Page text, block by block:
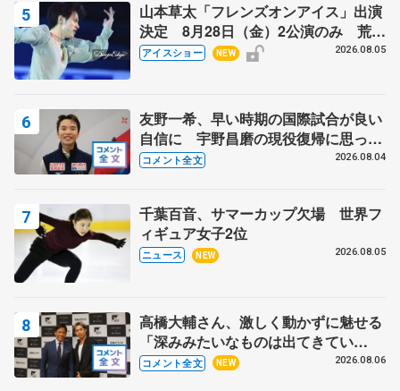
山本草太「フレンズオンアイス」出演
決定 8月28日（金）2公演のみ 荒川
静香さんプロデュース、20周年のアイ
アイスショー NEW 2026.08.05
友野一希、早い時期の国際試合が良い
自信に 宇野昌磨の現役復帰に思って
いること 【アジアンオープントロフ
コメント全文 2026.08.04
千葉百音、サマーカップ欠場 世界フ
ィギュア女子2位
ニュース NEW 2026.08.05
高橋大輔さん、激しく動かずに魅せる
「深みみたいなものは出てきてい
る？」 〝兄さん〟と慕うレジェンド
コメント全文 NEW 2026.08.06